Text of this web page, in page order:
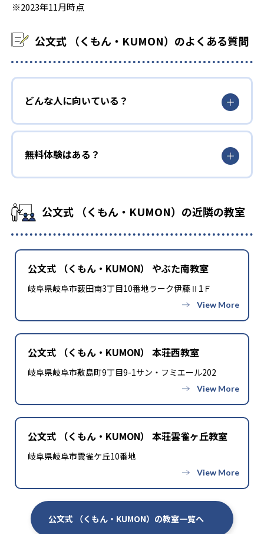
※2023年11月時点
公文式 （くもん・KUMON）のよくある質問
どんな人に向いている？
無料体験はある？
公文式 （くもん・KUMON）の近隣の教室
公文式 （くもん・KUMON） やぶた南教室
岐阜県岐阜市薮田南3丁目10番地ラーク伊藤Ⅱ1Ｆ
公文式 （くもん・KUMON） 本荘西教室
岐阜県岐阜市敷島町9丁目9-1サン・フミエール202
公文式 （くもん・KUMON） 本荘雲雀ヶ丘教室
岐阜県岐阜市雲雀ケ丘10番地
公文式 （くもん・KUMON）の教室一覧へ